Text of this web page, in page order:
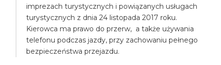
imprezach turystycznych i powiązanych usługach
turystycznych z dnia 24 listopada 2017 roku.
Kierowca ma prawo do przerw, a także używania
telefonu podczas jazdy, przy zachowaniu pełnego
bezpieczeństwa przejazdu.